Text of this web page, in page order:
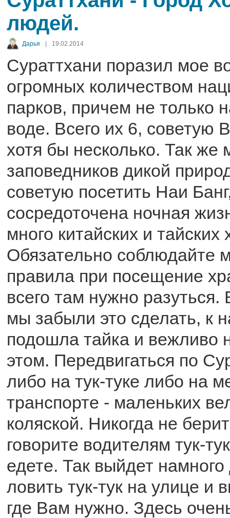
людей.
Дарья | 19.02.2014
Сураттхани поразил мое
огромных количеством
парков, причем не только
воде. Всего их 6, советую
хотя бы несколько. Так же
заповедников дикой
советую посетить Наи
сосредоточена ночная
много китайских и тайских
Обязательно соблюдайте
правила при посещение
всего там нужно разуться.
мы забыли это сделать, к
подошла тайка и вежливо
этом. Передвигаться по
либо на тук-туке либо на
транспорте - маленьких
коляской. Никогда не
говорите водителям тук-
едете. Так выйдет
ловить тук-тук на улице и
где Вам нужно. Здесь